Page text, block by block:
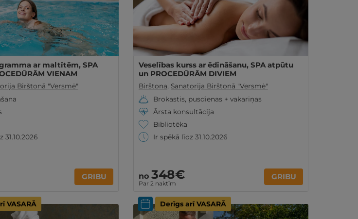
ar maltītēm, SPA
VIENAM
Birštonā "Versmė"
31.10.2026
GRIBU
Veselības kurss ar ēdināšanu, SPA atpūtu
un PROCEDŪRĀM DIVIEM
Birštona, Sanatorija Birštonā "Versmė"
Brokastis, pusdienas + vakariņas
Ārsta konsultācija
Bibliotēka
Ir spēkā līdz 31.10.2026
no 348€
Par 2 naktīm
GRIBU
VASARĀ Derīgs arī VASARĀ